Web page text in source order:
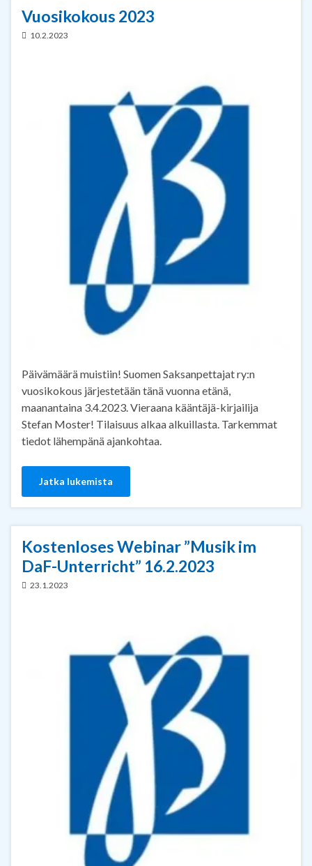
Vuosikokous 2023
10.2.2023
Päivämäärä muistiin! Suomen Saksanpettajat ry:n
vuosikokous järjestetään tänä vuonna etänä,
maanantaina 3.4.2023. Vieraana kääntäjä-kirjailija
Stefan Moster! Tilaisuus alkaa alkuillasta. Tarkemmat
tiedot lähempänä ajankohtaa.
Jatka lukemista
Kostenloses Webinar ”Musik im
DaF-Unterricht” 16.2.2023
23.1.2023